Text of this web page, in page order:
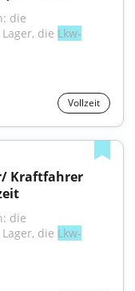
die
die Lkw-
Vollzeit
Kraftfahrer
die
die Lkw-